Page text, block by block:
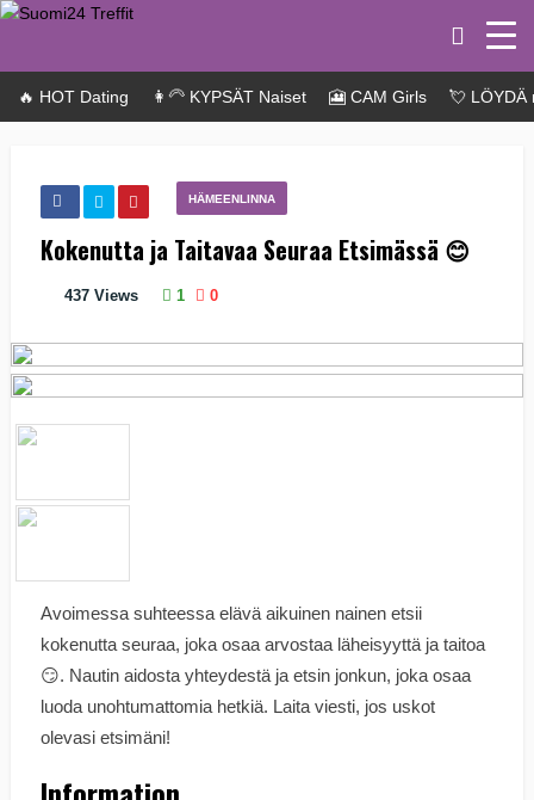
🔥 HOT Dating 👩‍🦳 KYPSÄT Naiset 🎦 CAM Girls 💘 LÖYDÄ
HÄMEENLINNA
Kokenutta ja Taitavaa Seuraa Etsimässä 😊
437 Views 1 0
Avoimessa suhteessa elävä aikuinen nainen etsii
kokenutta seuraa, joka osaa arvostaa läheisyyttä ja taitoa
😏. Nautin aidosta yhteydestä ja etsin jonkun, joka osaa
luoda unohtumattomia hetkiä. Laita viesti, jos uskot
olevasi etsimäni!